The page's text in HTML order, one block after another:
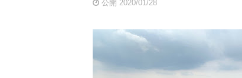
公開 2020/01/28